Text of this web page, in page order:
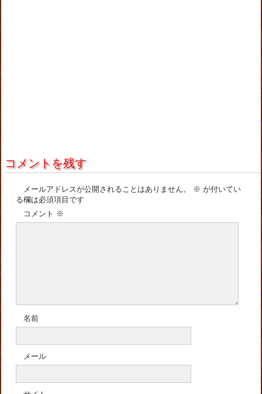
コメントを残す
メールアドレスが公開されることはありません。 ※ が付いてい
る欄は必須項目です
コメント ※
名前
メール